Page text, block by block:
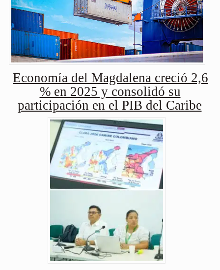
Economía del Magdalena creció 2,6
% en 2025 y consolidó su
participación en el PIB del Caribe